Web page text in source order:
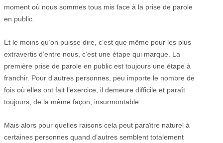
moment où nous sommes tous mis face à la prise de parole
en public.
Et le moins qu’on puisse dire, c’est que même pour les plus
extravertis d’entre nous, c’est une étape qui marque. La
première prise de parole en public est toujours une étape à
franchir. Pour d’autres personnes, peu importe le nombre de
fois où elles ont fait l’exercice, il demeure difficile et paraît
toujours, de la même façon, insurmontable.
Mais alors pour quelles raisons cela peut paraître naturel à
certaines personnes quand d’autres semblent totalement